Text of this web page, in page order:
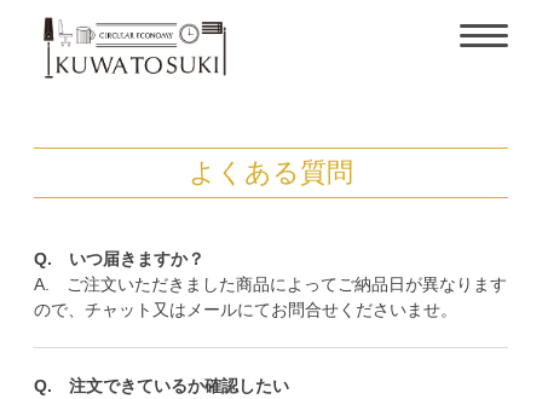
よくある質問
Q. いつ届きますか？
A. ご注文いただきました商品によってご納品日が異なります
ので、チャット又はメールにてお問合せくださいませ。
Q. 注文できているか確認したい